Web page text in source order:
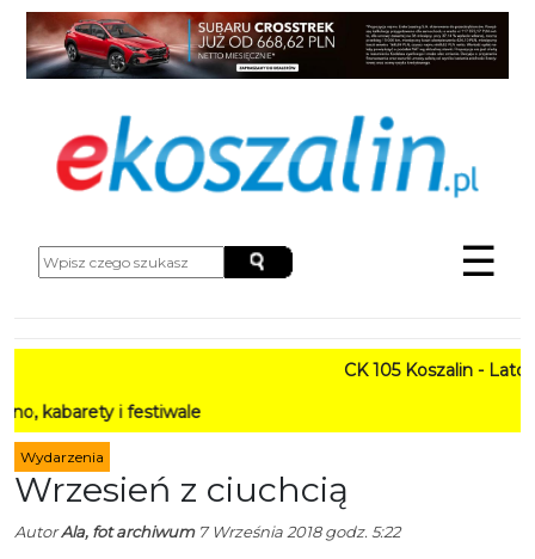
☰
CK 105 Koszalin - Lato w
i festiwale
Wydarzenia
Wrzesień z ciuchcią
AutorAla, fot archiwum7 Września 2018 godz. 5:22